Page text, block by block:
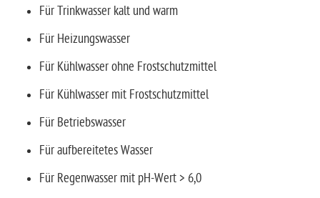
Für Trinkwasser kalt und warm
Für Heizungswasser
Für Kühlwasser ohne Frostschutzmittel
Für Kühlwasser mit Frostschutzmittel
Für Betriebswasser
Für aufbereitetes Wasser
Für Regenwasser mit pH-Wert > 6,0